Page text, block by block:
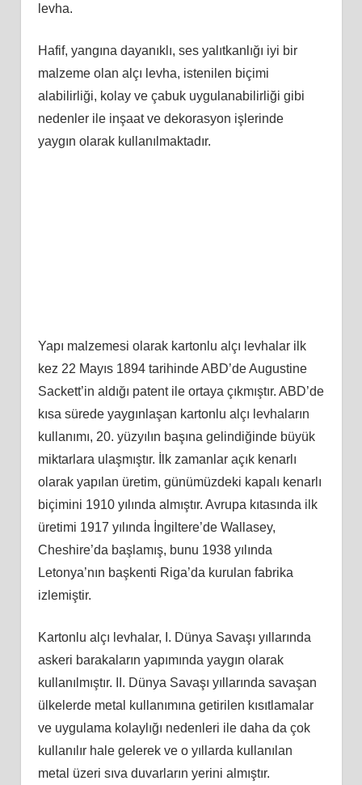
levha.
Hafif, yangına dayanıklı, ses yalıtkanlığı iyi bir
malzeme olan alçı levha, istenilen biçimi
alabilirliği, kolay ve çabuk uygulanabilirliği gibi
nedenler ile inşaat ve dekorasyon işlerinde
yaygın olarak kullanılmaktadır.
Yapı malzemesi olarak kartonlu alçı levhalar ilk
kez 22 Mayıs 1894 tarihinde ABD’de Augustine
Sackett’in aldığı patent ile ortaya çıkmıştır. ABD’de
kısa sürede yaygınlaşan kartonlu alçı levhaların
kullanımı, 20. yüzyılın başına gelindiğinde büyük
miktarlara ulaşmıştır. İlk zamanlar açık kenarlı
olarak yapılan üretim, günümüzdeki kapalı kenarlı
biçimini 1910 yılında almıştır. Avrupa kıtasında ilk
üretimi 1917 yılında İngiltere’de Wallasey,
Cheshire’da başlamış, bunu 1938 yılında
Letonya’nın başkenti Riga’da kurulan fabrika
izlemiştir.
Kartonlu alçı levhalar, I. Dünya Savaşı yıllarında
askeri barakaların yapımında yaygın olarak
kullanılmıştır. II. Dünya Savaşı yıllarında savaşan
ülkelerde metal kullanımına getirilen kısıtlamalar
ve uygulama kolaylığı nedenleri ile daha da çok
kullanılır hale gelerek ve o yıllarda kullanılan
metal üzeri sıva duvarların yerini almıştır.